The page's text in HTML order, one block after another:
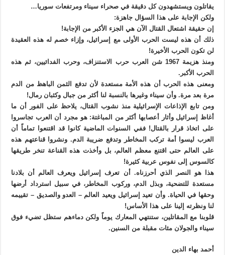
يقاتلون ويستشهدون كل دقيقة في صحراء سيناء ومرتفعات سوريا…
ولكن الإجابة على هذا السؤال جاهزة:
إن حقيقة اشتعال القتال الآن هي الجزء الأكبر من الإجابة!
ذلك أن هذه ليست الحرب الأولى مع إسرائيل، وإزاء خصم له هذه العقيدة
لن تكون الحرب الأخيرة!
ومنذ هزيمة 1967 شن العرب حرب الاستنزاف، وحرب الفدائيين، ثم هذه
الحرب الأكبر.
ومعنى هذه الحرب أن هذه الأمة مستعدة لأن تدفع الثمن الباهظ من الدم
مرة بعد مرة. وأن سيناء وغيرها بالنسبة لنا أكثر من جبال وكثبان رمال!
ومن تابع الإذاعات الإسرائيلية منذ نشوب القتال، يلاحظ على الفور أن ما
أغاظ إسرائيل وأثار أعصابها أكثر من المباغتة: هو مجرد أن العرب تجاسروا
على اتخاذ قرار بالقتال! ففي السنوات الماضية كانوا قد اقتنعوا تماماً أن
العرب ليسوا أمة تركب المخاطر وتدفع ضريبة الدم. ونشروا قناعتهم هذه
على العالم حتى اقتنع معظم العالم، بل وأخذت هذه القناعة تنخر طريقها
كالسوس إلى نفوس عربية كثيرة!
هذا هو النصر الذي أحرزناه. أن تعرف إسرائيل ويعرف العالم أن بلادنا
مستعدة للتضحية، وبذل الدم، وركوب المخاطر، في سبيل استرداد أرضها
وحقها في الحياة. وأن تعيد إسرائيل ويعيد العالم – العدو والصديق – تقييمه
لنا ونظرته إلينا على هذا الأساس!
قلوبنا مع المقاتلين، ستنتهي المعارك يوماً ولكن دماءهم ستظل تضيء فوق
سيناء والجولان مئات مقبلة من السنين.
أحمد بهاء الدين